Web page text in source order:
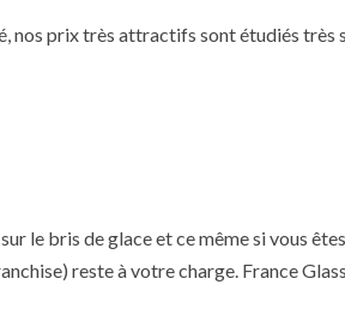
nos prix très attractifs sont étudiés
le bris de glace et ce même si vous
reste à votre charge. France